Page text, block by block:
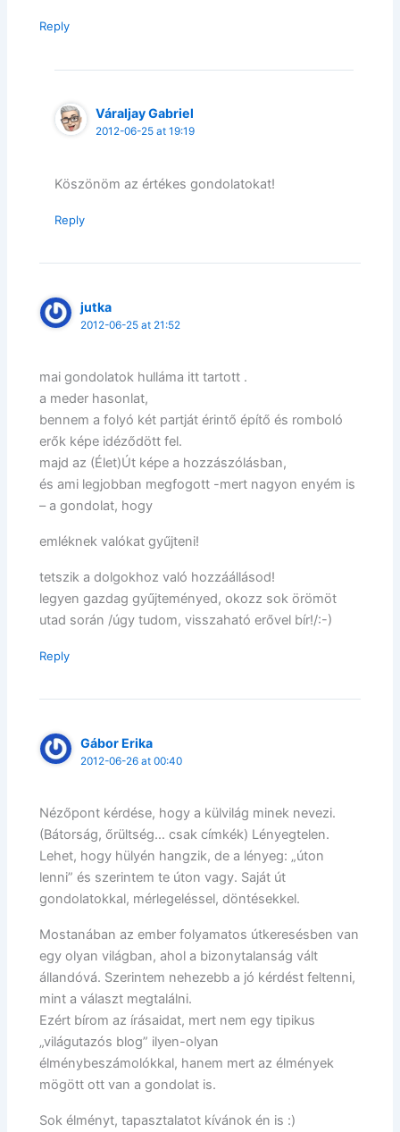
Reply
Váraljay Gabriel
2012-06-25 at 19:19
Köszönöm az értékes gondolatokat!
Reply
jutka
2012-06-25 at 21:52
mai gondolatok hulláma itt tartott .
a meder hasonlat,
bennem a folyó két partját érintő építő és romboló
erők képe idéződött fel.
majd az (Élet)Út képe a hozzászólásban,
és ami legjobban megfogott -mert nagyon enyém is
– a gondolat, hogy
emléknek valókat gyűjteni!
tetszik a dolgokhoz való hozzáállásod!
legyen gazdag gyűjteményed, okozz sok örömöt
utad során /úgy tudom, visszaható erővel bír!/:-)
Reply
Gábor Erika
2012-06-26 at 00:40
Nézőpont kérdése, hogy a külvilág minek nevezi.
(Bátorság, őrültség… csak címkék) Lényegtelen.
Lehet, hogy hülyén hangzik, de a lényeg: „úton
lenni” és szerintem te úton vagy. Saját út
gondolatokkal, mérlegeléssel, döntésekkel.
Mostanában az ember folyamatos útkeresésben van
egy olyan világban, ahol a bizonytalanság vált
állandóvá. Szerintem nehezebb a jó kérdést feltenni,
mint a választ megtalálni.
Ezért bírom az írásaidat, mert nem egy tipikus
„világutazós blog” ilyen-olyan
élménybeszámolókkal, hanem mert az élmények
mögött ott van a gondolat is.
Sok élményt, tapasztalatot kívánok én is :)